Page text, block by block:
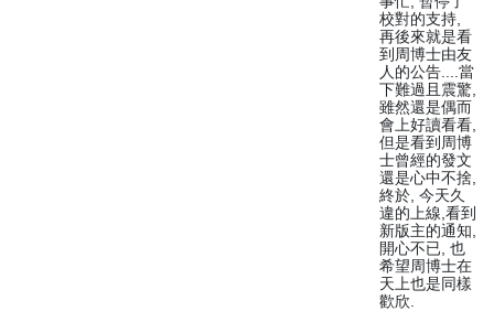
校對的支持,
再後來就是看
到周博士由友
人的公告....當
下難過且震驚,
雖然還是偶而
會上好讀看看,
但是看到周博
士曾經的發文
還是心中不捨,
終於, 今天久
違的上線,看到
新版主的通知,
開心不已, 也
希望周博士在
天上也是同樣
歡欣.